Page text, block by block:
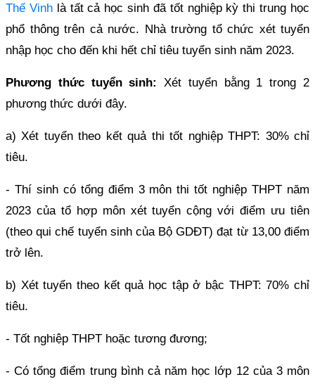
Thế Vinhlà tất cả học sinh đã tốt nghiệp kỳ thi trung học
phổ thông trên cả nước. Nhà trường tổ chức xét tuyển
nhập học cho đến khi hết chỉ tiêu tuyển sinh năm 2023.
Phương thức tuyển sinh:
Xét tuyển bằng 1 trong 2
phương thức dưới đây.
a) Xét tuyển theo kết quả thi tốt nghiệp THPT: 30% chỉ
tiêu.
- Thí sinh có tổng điểm 3 môn thi tốt nghiệp THPT năm
2023 của tổ hợp môn xét tuyển cộng với điểm ưu tiên
(theo qui chế tuyển sinh của Bộ GDĐT) đạt từ 13,00 điểm
trở lên.
b) Xét tuyển theo kết quả học tập ở bậc THPT: 70% chỉ
tiêu.
- Tốt nghiệp THPT hoặc tương đương;
- Có tổng điểm trung bình cả năm học lớp 12 của 3 môn